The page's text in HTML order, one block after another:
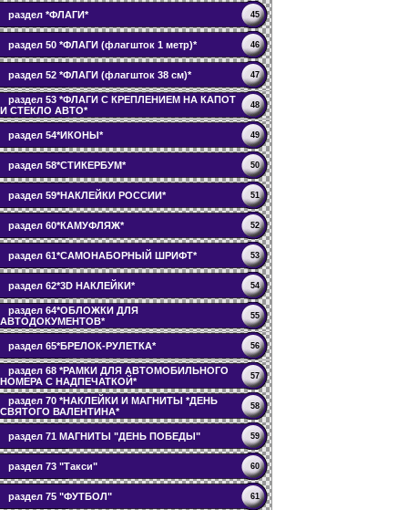
раздел *ФЛАГИ* 45
раздел 50 *ФЛАГИ (флагшток 1 метр)* 46
раздел 52 *ФЛАГИ (флагшток 38 см)* 47
раздел 53 *ФЛАГИ С КРЕПЛЕНИЕМ НА КАПОТ
И СТЕКЛО АВТО*
48
раздел 54*ИКОНЫ* 49
раздел 58*СТИКЕРБУМ* 50
раздел 59*НАКЛЕЙКИ РОССИИ* 51
раздел 60*КАМУФЛЯЖ* 52
раздел 61*САМОНАБОРНЫЙ ШРИФТ* 53
раздел 62*3D НАКЛЕЙКИ* 54
раздел 64*ОБЛОЖКИ ДЛЯ
АВТОДОКУМЕНТОВ*
55
раздел 65*БРЕЛОК-РУЛЕТКА* 56
раздел 68 *РАМКИ ДЛЯ АВТОМОБИЛЬНОГО
НОМЕРА С НАДПЕЧАТКОЙ*
57
раздел 70 *НАКЛЕЙКИ И МАГНИТЫ *ДЕНЬ
СВЯТОГО ВАЛЕНТИНА*
58
раздел 71 МАГНИТЫ "ДЕНЬ ПОБЕДЫ" 59
раздел 73 "Такси" 60
раздел 75 "ФУТБОЛ" 61